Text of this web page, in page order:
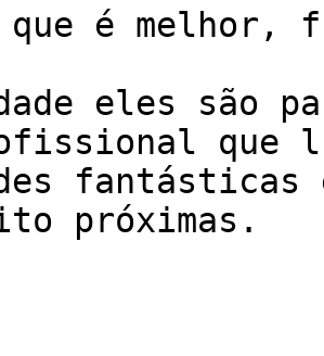
que é
que
fantásticas
próximas.